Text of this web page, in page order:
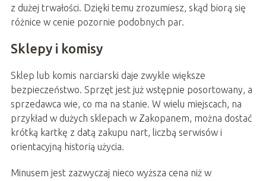
z dużej trwałości. Dzięki temu zrozumiesz, skąd biorą się
różnice w cenie pozornie podobnych par.
Sklepy i komisy
Sklep lub komis narciarski daje zwykle większe
bezpieczeństwo. Sprzęt jest już wstępnie posortowany, a
sprzedawca wie, co ma na stanie. W wielu miejscach, na
przykład w dużych sklepach w Zakopanem, można dostać
krótką kartkę z datą zakupu nart, liczbą serwisów i
orientacyjną historią użycia.
Minusem jest zazwyczaj nieco wyższa cena niż w